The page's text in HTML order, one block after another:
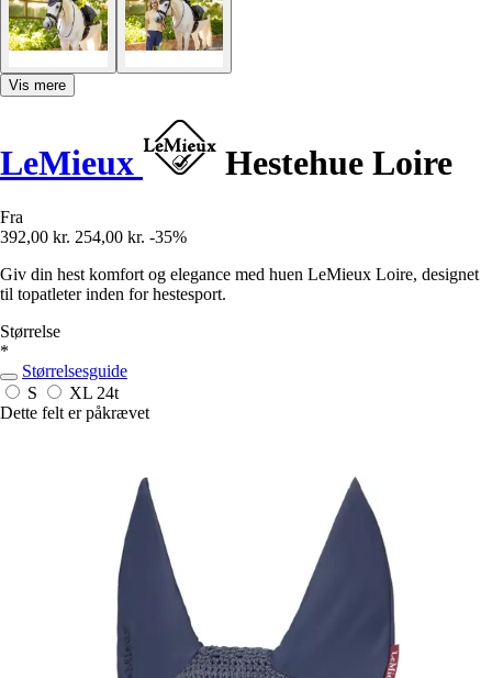
Vis mere
LeMieux Hestehue Loire
Fra
392,00 kr. 254,00 kr. -35%
Giv din hest komfort og elegance med huen LeMieux Loire, designet
til topatleter inden for hestesport.
Størrelse
*
Størrelsesguide
S
XL 24t
Dette felt er påkrævet